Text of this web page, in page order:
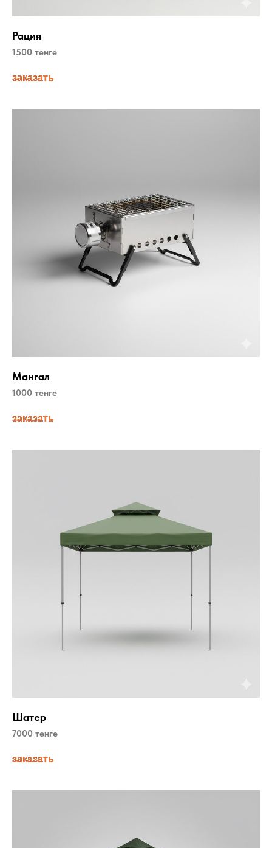
Рация
1500 тенге
заказать
Мангал
1000 тенге
заказать
Шатер
7000 тенге
заказать